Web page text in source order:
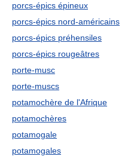
porcs-épics épineux
porcs-épics nord-américains
porcs-épics préhensiles
porcs-épics rougeâtres
porte-musc
porte-muscs
potamochère de l'Afrique
potamochères
potamogale
potamogales